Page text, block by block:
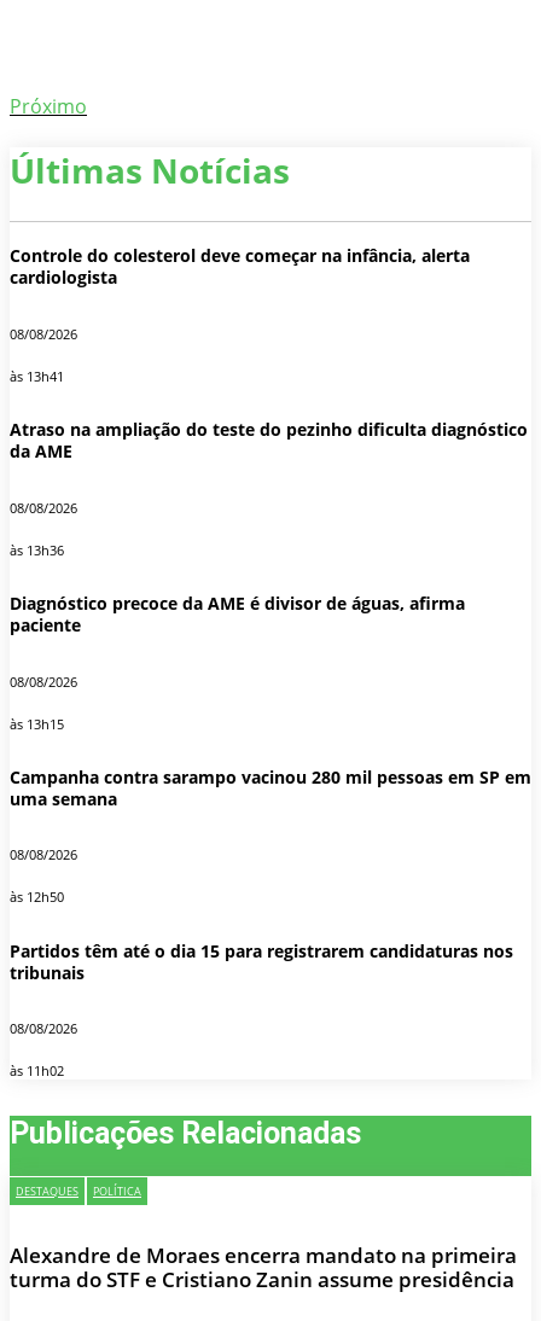
Próximo
Últimas Notícias
Controle do colesterol deve começar na infância, alerta
cardiologista
08/08/2026
às 13h41
Atraso na ampliação do teste do pezinho dificulta diagnóstico
da AME
08/08/2026
às 13h36
Diagnóstico precoce da AME é divisor de águas, afirma
paciente
08/08/2026
às 13h15
Campanha contra sarampo vacinou 280 mil pessoas em SP em
uma semana
08/08/2026
às 12h50
Partidos têm até o dia 15 para registrarem candidaturas nos
tribunais
08/08/2026
às 11h02
Publicações Relacionadas
DESTAQUES POLÍTICA
Alexandre de Moraes encerra mandato na primeira
turma do STF e Cristiano Zanin assume presidência